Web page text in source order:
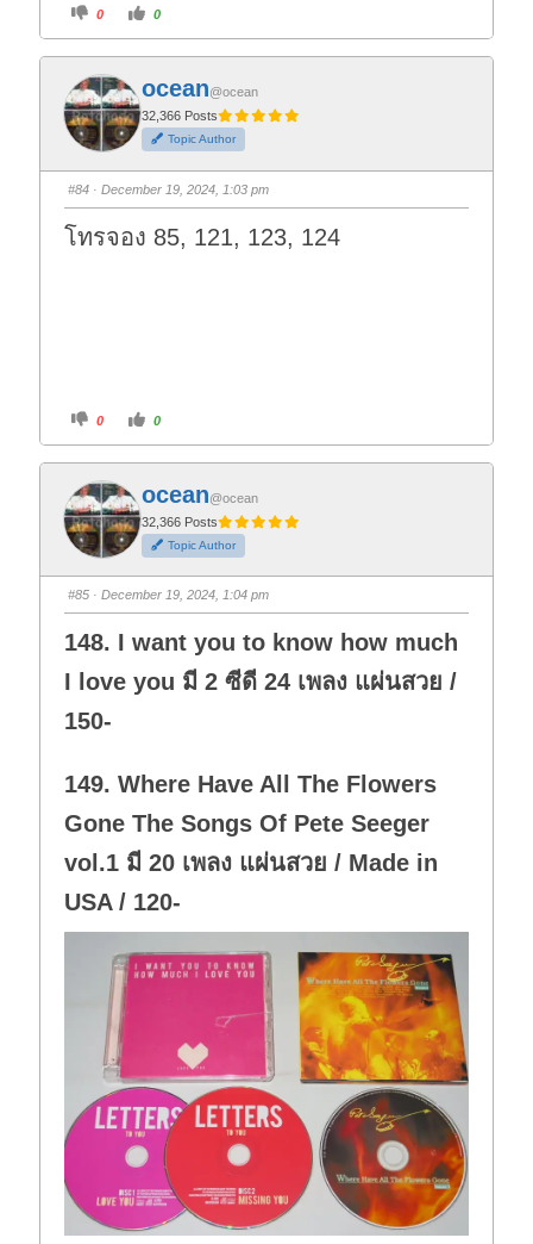
C
i
k
f
o
r
t
h
u
m
d
o
n
.
0
C
i
k
o
r
t
h
u
m
u
p
0
ocean@ocean
32,366 Posts
Topic Author
#84 · December 19, 2024, 1:03 pm
โทรจอง 85, 121, 123, 124
C
i
k
f
o
r
t
h
u
m
b
d
o
n
.
0
C
i
k
o
r
t
h
u
m
b
u
p
0
ocean@ocean
32,366 Posts
Topic Author
#85 · December 19, 2024, 1:04 pm
148. I want you to know how much
I love you มี 2 ซีดี 24 เพลง แผ่นสวย /
150-
149. Where Have All The Flowers
Gone The Songs Of Pete Seeger
vol.1 มี 20 เพลง แผ่นสวย / Made in
USA / 120-